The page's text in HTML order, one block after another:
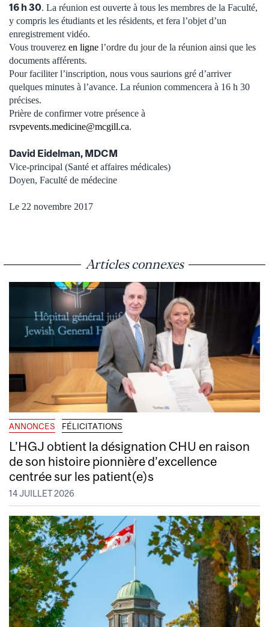
16 h 30. La réunion est ouverte à tous les membres de la Faculté,
y compris les étudiants et les résidents, et fera l’objet d’un
enregistrement vidéo.
Vous trouverez en ligne l’ordre du jour de la réunion ainsi que les
documents afférents.
Pour faciliter l’inscription, nous vous saurions gré d’arriver
quelques minutes à l’avance. La réunion commencera à 16 h 30
précises.
Prière de confirmer votre présence à
rsvpevents.medicine@mcgill.ca.
David Eidelman, MDCM
Vice-principal (Santé et affaires médicales)
Doyen, Faculté de médecine
Le 22 novembre 2017
Articles connexes
ANNONCES FÉLICITATIONS
L’HGJ obtient la désignation CHU en raison
de son histoire pionnière d’excellence
centrée sur les patient(e)s
14 JUILLET 2026